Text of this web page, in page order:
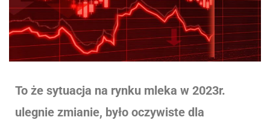
To że sytuacja na rynku mleka w 2023r.
ulegnie zmianie, było oczywiste dla